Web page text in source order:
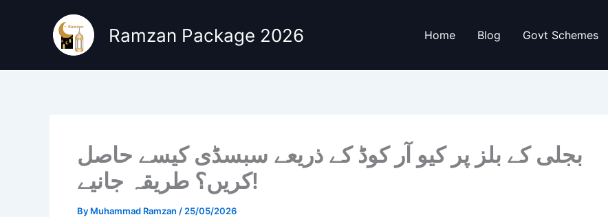
Ramzan Package 2026 Home Blog Govt Schemes
بجلی کے بلز پر کیو آر کوڈ کے ذریعے سبسڈی کیسے حاصل
کریں؟ طریقہ جانیے!
By Muhammad Ramzan / 25/05/2026